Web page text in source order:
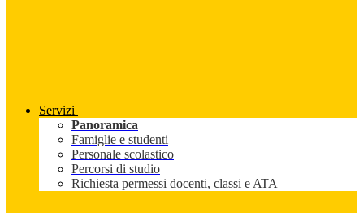
Servizi
Panoramica
Famiglie e studenti
Personale scolastico
Percorsi di studio
Richiesta permessi docenti, classi e ATA